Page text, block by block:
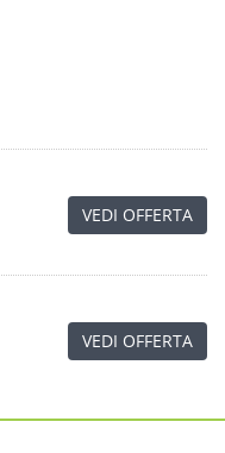
VEDI OFFERTA
VEDI OFFERTA